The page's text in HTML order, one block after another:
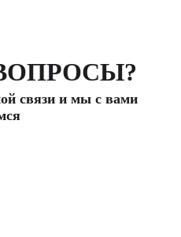
связи и мы с вами